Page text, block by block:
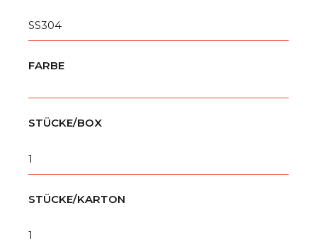
SS304
FARBE
STÜCKE/BOX
1
STÜCKE/KARTON
1